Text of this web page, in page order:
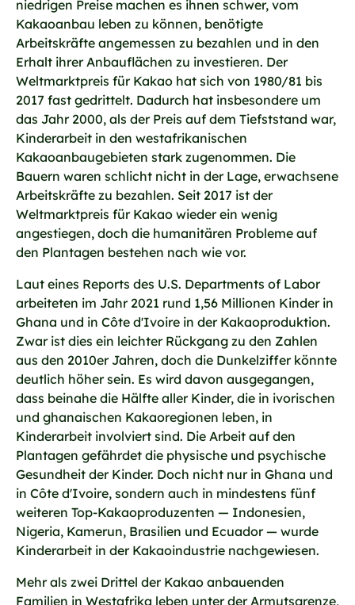
niedrigen Preise machen es ihnen schwer, vom
Kakaoanbau leben zu können, benötigte
Arbeitskräfte angemessen zu bezahlen und in den
Erhalt ihrer Anbauflächen zu investieren. Der
Weltmarktpreis für Kakao hat sich von 1980/81 bis
2017 fast gedrittelt. Dadurch hat insbesondere um
das Jahr 2000, als der Preis auf dem Tiefststand war,
Kinderarbeit in den westafrikanischen
Kakaoanbaugebieten stark zugenommen. Die
Bauern waren schlicht nicht in der Lage, erwachsene
Arbeitskräfte zu bezahlen. Seit 2017 ist der
Weltmarktpreis für Kakao wieder ein wenig
angestiegen, doch die humanitären Probleme auf
den Plantagen bestehen nach wie vor.
Laut eines Reports des U.S. Departments of Labor
arbeiteten im Jahr 2021 rund 1,56 Millionen Kinder in
Ghana und in Côte d'Ivoire in der Kakaoproduktion.
Zwar ist dies ein leichter Rückgang zu den Zahlen
aus den 2010er Jahren, doch die Dunkelziffer könnte
deutlich höher sein. Es wird davon ausgegangen,
dass beinahe die Hälfte aller Kinder, die in ivorischen
und ghanaischen Kakaoregionen leben, in
Kinderarbeit involviert sind. Die Arbeit auf den
Plantagen gefährdet die physische und psychische
Gesundheit der Kinder. Doch nicht nur in Ghana und
in Côte d'Ivoire, sondern auch in mindestens fünf
weiteren Top-Kakaoproduzenten — Indonesien,
Nigeria, Kamerun, Brasilien und Ecuador — wurde
Kinderarbeit in der Kakaoindustrie nachgewiesen.
Mehr als zwei Drittel der Kakao anbauenden
Familien in Westafrika leben unter der Armutsgrenze,